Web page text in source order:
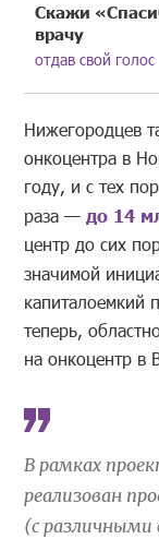
Скажи
врачу
отдав свой голос
Нижегородцев
онкоцентра в
году, и с тех
раза —до 14
центр до сих
значимой
капиталоемкий
теперь,
на онкоцентр в
В рамках
реализован
(с